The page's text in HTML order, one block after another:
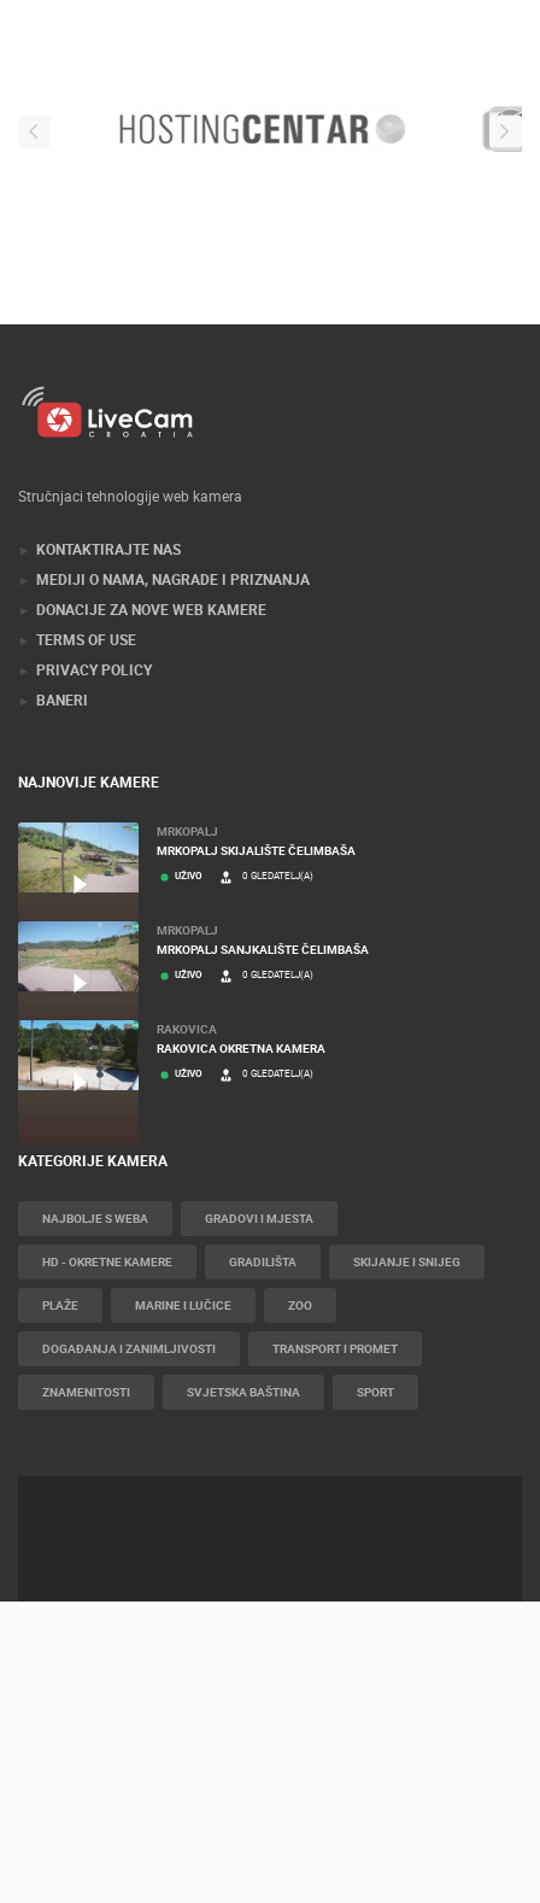
Stručnjaci tehnologije web kamera
KONTAKTIRAJTE NAS
MEDIJI O NAMA, NAGRADE I PRIZNANJA
DONACIJE ZA NOVE WEB KAMERE
TERMS OF USE
PRIVACY POLICY
BANERI
NAJNOVIJE KAMERE
MRKOPALJ
MRKOPALJ SKIJALIŠTE ČELIMBAŠA
UŽIVO 0 GLEDATELJ(A)
MRKOPALJ
MRKOPALJ SANJKALIŠTE ČELIMBAŠA
UŽIVO 0 GLEDATELJ(A)
RAKOVICA
RAKOVICA OKRETNA KAMERA
UŽIVO 0 GLEDATELJ(A)
KATEGORIJE KAMERA
NAJBOLJE S WEBA GRADOVI I MJESTA
HD - OKRETNE KAMERE GRADILIŠTA SKIJANJE I SNIJEG
PLAŽE MARINE I LUČICE ZOO
DOGAĐANJA I ZANIMLJIVOSTI TRANSPORT I PROMET
ZNAMENITOSTI SVJETSKA BAŠTINA SPORT